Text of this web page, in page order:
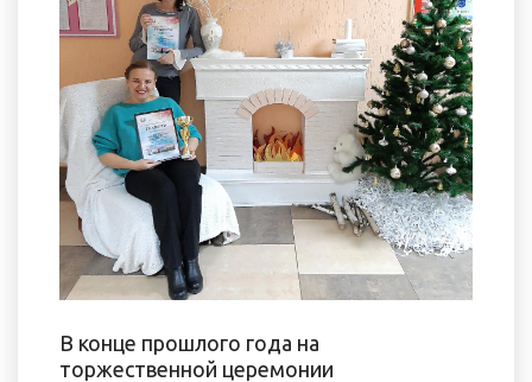
В конце прошлого года на
торжественной церемонии